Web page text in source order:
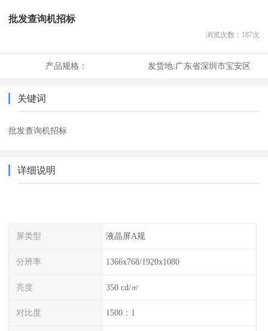
批发查询机招标
浏览次数： 187次
产品规格： 发货地:广东省深圳市宝安区
关键词
批发查询机招标
详细说明
屏类型 液晶屏A规
分辨率 1366x768/1920x1080
亮度 350 cd/㎡
对比度 1500：1